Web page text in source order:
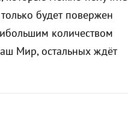
будет повержен
количеством
Мир, остальных ждёт